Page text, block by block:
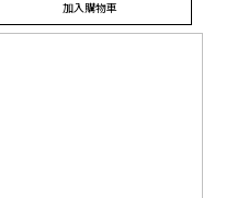
加入購物車